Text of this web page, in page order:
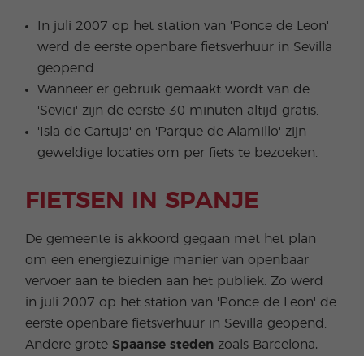
In juli 2007 op het station van 'Ponce de Leon'
werd de eerste openbare fietsverhuur in Sevilla
geopend.
Wanneer er gebruik gemaakt wordt van de
'Sevici' zijn de eerste 30 minuten altijd gratis.
'Isla de Cartuja' en 'Parque de Alamillo' zijn
geweldige locaties om per fiets te bezoeken.
FIETSEN IN SPANJE
De gemeente is akkoord gegaan met het plan
om een energiezuinige manier van openbaar
vervoer aan te bieden aan het publiek. Zo werd
in juli 2007 op het station van 'Ponce de Leon' de
eerste openbare fietsverhuur in Sevilla geopend.
Andere groteSpaanse steden zoals Barcelona,